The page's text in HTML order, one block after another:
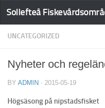
Sollefteå
UNCATEGORIZED
Nyheter och
BY ADMIN · 2015-05-19
Högsäsong på nipstadsfisket